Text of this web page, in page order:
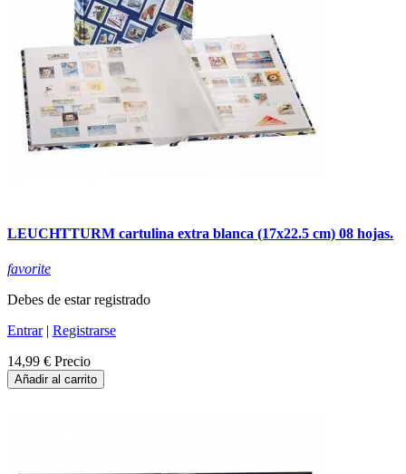
LEUCHTTURM cartulina extra blanca (17x22.5 cm) 08 hojas.
favorite
Debes de estar registrado
Entrar| Registrarse
14,99 € Precio
Añadir al carrito